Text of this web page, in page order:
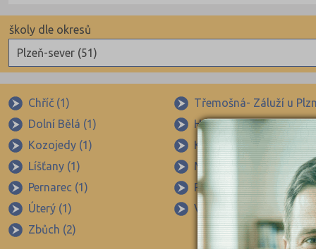
Plzeň-sever (51)
školy dle okresů
Beroun (85)
Blansko (88)
Brno-město (317)
Brno-venkov (149)
Bruntál (73)
Břeclav (84)
Chříč (1) Třemošná- Záluží u
Dolní Bělá (1)
Heřmanova Huť-Horní
Kozojedy (1)
Kozolupy (1)
Líšťany (1)
Manětín (2)
Pernarec (1)
Plasy (3)
Úterý (1)
Vejprnice (1)
Zbůch (2)